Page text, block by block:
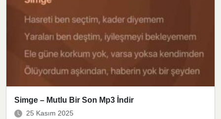
Simge – Mutlu Bir Son Mp3 İndir
25 Kasım 2025